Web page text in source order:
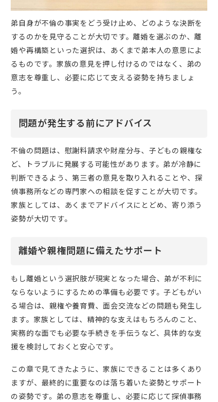
弟自身が不倫の事実をどう受け止め、どのような決断を
するのかを見守ることが大切です。離婚を選ぶのか、離
婚や再構築といった選択は、あくまで弟本人の意思によ
るものです。家族の意見を押し付けるのではなく、弟の
意志を尊重し、必要に応じて支える姿勢を持ちましょ
う。
問題が発生する前にアドバイス
不倫の問題は、慰謝料請求や財産分与、子どもの親権な
ど、トラブルに発展する可能性があります。弟が冷静に
判断できるよう、第三者の意見を取り入れることや、探
偵事務所などの専門家への相談を促すことが大切です。
家族としては、あくまでアドバイスにとどめ、寄り添う
姿勢が大切です。
離婚や親権問題に備えたサポート
もし離婚という選択肢が現実となった場合、弟が不利に
ならないようにするための準備も必要です。子どもがい
る場合は、親権や養育費、面会交流などの問題も発生し
ます。家族としては、精神的な支えはもちろんのこと、
実務的な面でも必要な手続きを手伝うなど、具体的な支
援を検討しておくと安心です。
この章で見てきたように、家族にできることは多くあり
ますが、最終的に重要なのは落ち着いた姿勢とサポート
の姿勢です。弟の意志を尊重し、必要に応じて探偵事務